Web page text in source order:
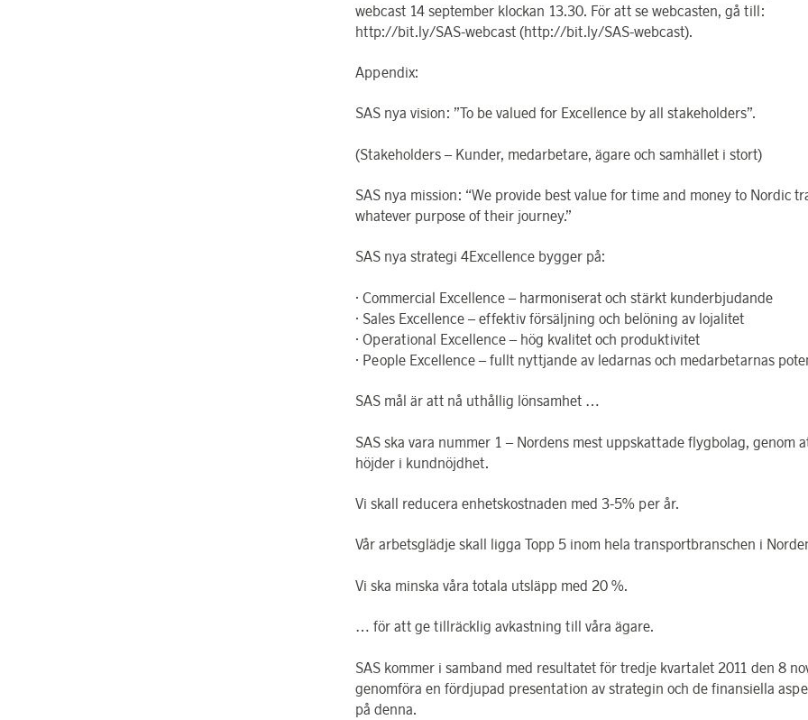
webcast 14 september klockan 13.30. För att se webcasten, gå till:
http://bit.ly/SAS-webcast (http://bit.ly/SAS-webcast).
Appendix:
SAS nya vision: ”To be valued for Excellence by all stakeholders”.
(Stakeholders – Kunder, medarbetare, ägare och samhället i stort)
SAS nya mission: “We provide best value for time and money to Nordic
whatever purpose of their journey.”
SAS nya strategi 4Excellence bygger på:
· Commercial Excellence – harmoniserat och stärkt kunderbjudande
· Sales Excellence – effektiv försäljning och belöning av lojalitet
· Operational Excellence – hög kvalitet och produktivitet
· People Excellence – fullt nyttjande av ledarnas och medarbetarnas
SAS mål är att nå uthållig lönsamhet …
SAS ska vara nummer 1 – Nordens mest uppskattade flygbolag, genom
höjder i kundnöjdhet.
Vi skall reducera enhetskostnaden med 3-5% per år.
Vår arbetsglädje skall ligga Topp 5 inom hela transportbranschen i
Vi ska minska våra totala utsläpp med 20 %.
… för att ge tillräcklig avkastning till våra ägare.
SAS kommer i samband med resultatet för tredje kvartalet 2011 den 8
genomföra en fördjupad presentation av strategin och de finansiella
på denna.